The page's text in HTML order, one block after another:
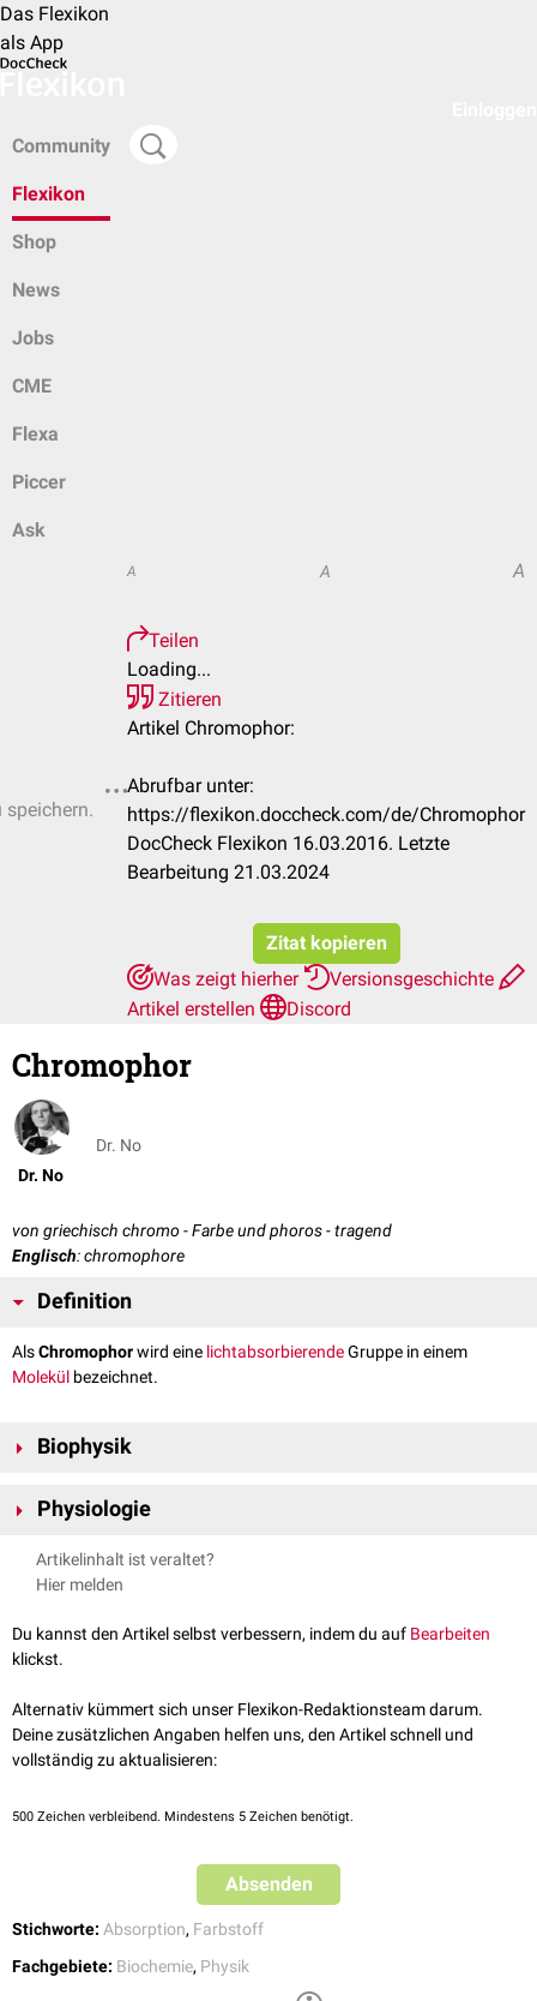
Das Flexikon
als App
Community
Flexikon
Shop
News
Jobs
CME
Flexa
Piccer
Ask
speichern.
A A A
Teilen
Loading...
Zitieren
Artikel Chromophor:
Abrufbar unter:
https://flexikon.doccheck.com/de/Chromophor
DocCheck Flexikon 16.03.2016. Letzte
Bearbeitung 21.03.2024
Zitat kopieren
Was zeigt hierher
Versionsgeschichte
Artikel erstellen
Discord
Chromophor
Dr. No
Dr. No
von griechisch chromo - Farbe und phoros - tragend
Englisch: chromophore
Definition
AlsChromophorwird eine lichtabsorbierendeGruppe in einem
Molekül bezeichnet.
Biophysik
Doppelbindungenoder einen
Elektronin ein anderes Energieniveau gebracht wird. Je nach Aufbau
sind sie in der Lage, Licht unterschiedlicher
Licht im Bereich zwischen 520 bis 600nm absorbiert. Die Bindung von
Liganden
entsprechend verschiedeneAbsorptionsmaxima.
Physiologie
Die Lichtabsorption über eine chromophore Gruppe kann die biologische
Aktivität eines Moleküls verändern. Ein bekanntes Beispiel ist der
Isomerisierung
vom 11-cis-Retinal zu all-trans-Retinal, wodurch eine
Enzymkaskade angestoßen wird.
Artikelinhalt ist veraltet?
Hier melden
Du kannst den Artikel selbst verbessern, indem du auf Bearbeiten
klickst.
Alternativ kümmert sich unser Flexikon-Redaktionsteam darum.
Deine zusätzlichen Angaben helfen uns, den Artikel schnell und
vollständig zu aktualisieren:
500 Zeichen verbleibend. Mindestens 5 Zeichen benötigt.
Absenden
Stichworte: Absorption, Farbstoff
Fachgebiete: Biochemie, Physik